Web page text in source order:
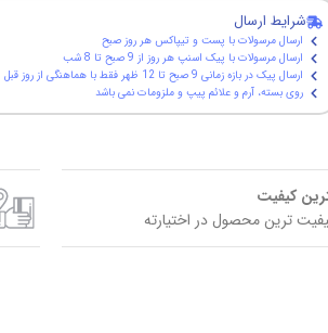
شرایط ارسال
ارسال مرسولات با پست و تیپاکس هر روز صبح
ارسال مرسولات با پیک اسنپ هر روز از 9 صبح تا 8 شب
ارسال پیک در بازه زمانی 9 صبح تا 12 ظهر فقط با هماهنگی از روز قبل
روی بسته، آرم و علائم پیپ و ملزومات نمی باشد
کیفیت
ترین محصول در اختیارته